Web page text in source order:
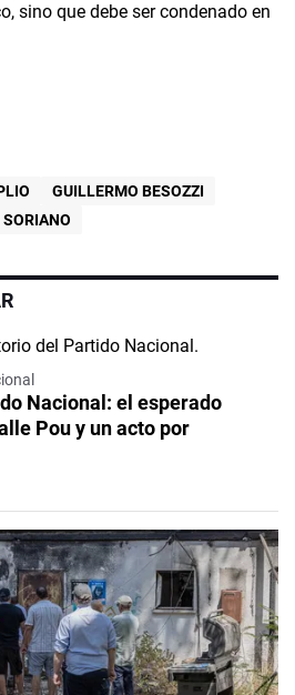
sino que debe ser condenado en
GUILLERMO BESOZZI
SORIANO
Nacional: el esperado
Pou y un acto por